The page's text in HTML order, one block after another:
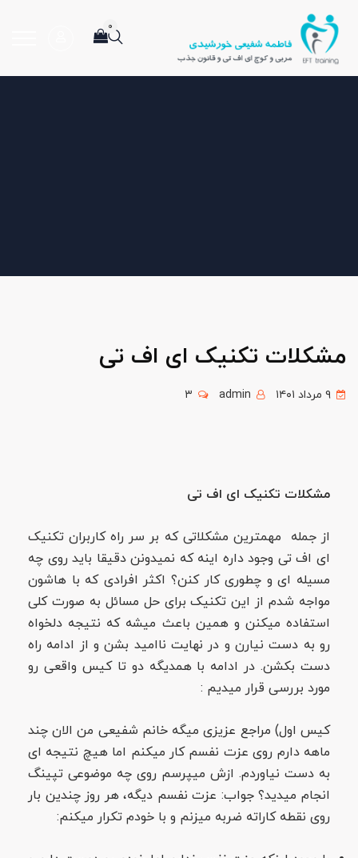
۰
مشکلات تکنیک ای اف تی
۹ مرداد ۱۴۰۱
مشکلات تکنیک ای اف تی
از جمله مهمترین مشکلاتی که بر سر راه کاربران تکنیک
ای اف تی وجود داره اینه که نمیدونن دقیقا باید روی چه
مسیله ای و چطوری کار کنن؟ اکثر افرادی که با هاشون
مواجه شدم از این تکنیک برای حل مسائل به صورت کلی
استفاده میکنن و همین باعث میشه که نتیجه دلخواه
رو به دست نیارن و در نهایت ناامید بشن و از ادامه راه
دست بکشن. در ادامه با همدیگه دو تا کیس واقعی رو
مورد بررسی قرار میدیم :
کیس اول) مراجع عزیزی میگه خانم شفیعی من الان چند
ماهه دارم روی عزت نفسم کار میکنم اما هیچ نتیجه ای
به دست نیاوردم. ازش میپرسم روی چه موضوعی تپینگ
انجام میدید؟ جواب: عزت نفسم دیگه، هر روز چندین بار
روی نقطه کاراته ضربه میزنم و با خودم تکرار میکنم: